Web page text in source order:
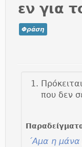
εν για
Φράση
που δεν
΄Αμα η μάνα